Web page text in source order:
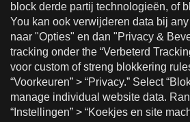
block derde partij technologieën, of
You kan ook verwijderen data bij
naar "Opties" en dan "Privacy &
tracking onder the “Verbeterd
voor custom of streng blokkering
“Voorkeuren” > “Privacy.” Select
manage individual website data.
“Instellingen” > “Koekjes en site